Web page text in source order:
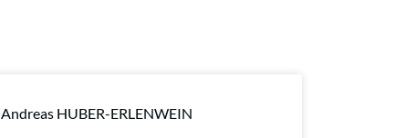
Andreas HUBER-ERLENWEIN